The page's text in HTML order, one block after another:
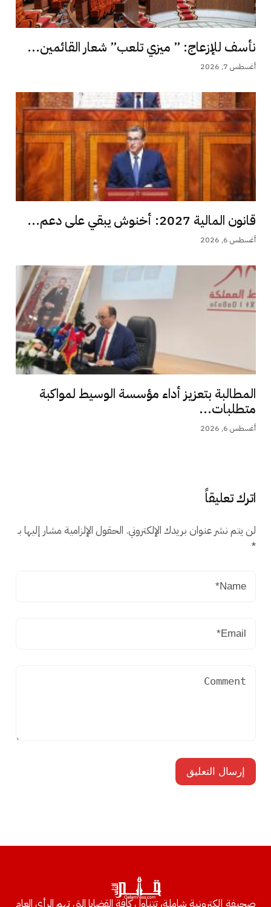
نأسف للإزعاج: ” ميزي تلعب” شعار القائمين...
أغسطس 7, 2026
قانون المالية 2027: أخنوش يبقي على دعم...
أغسطس 6, 2026
المطالبة بتعزيز أداء مؤسسة الوسيط لمواكبة
متطلبات...
أغسطس 6, 2026
اترك تعليقاً
لن يتم نشر عنوان بريدك الإلكتروني. الحقول الإلزامية مشار إليها بـ
*
صحيفة إلكترونية شاملة، تتناول كافة القضايا التي تهم الرأي العام